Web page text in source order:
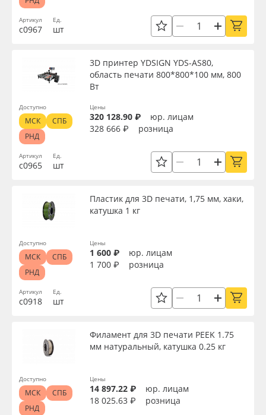
Артикул
с0967
Ед.
шт
Артикул
с0965
3D принтер YDSIGN YDS-AS80,
область печати 800*800*100 мм, 800
Вт
Ед.
шт
Цены
320 128.90 ₽
юр. лицам
328 666 ₽
розница
Доступно
МСК
СПБ
РНД
Артикул
с0918
Пластик для 3D печати, 1,75 мм, хаки,
катушка 1 кг
Ед.
шт
Цены
1 600 ₽
юр. лицам
1 700 ₽
розница
Доступно
МСК
СПБ
РНД
Филамент для 3D печати PEEK 1.75
мм натуральный, катушка 0.25 кг
Цены
14 897.22 ₽
юр. лицам
18 025.63 ₽
розница
Доступно
МСК
СПБ
РНД